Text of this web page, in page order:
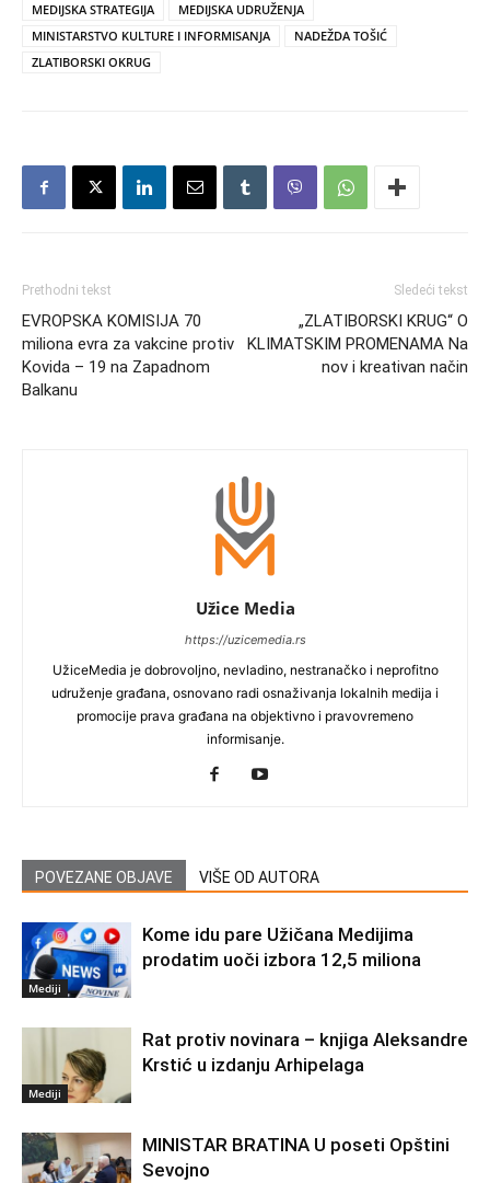
MEDIJSKA STRATEGIJA
MEDIJSKA UDRUŽENJA
MINISTARSTVO KULTURE I INFORMISANJA
NADEŽDA TOŠIĆ
ZLATIBORSKI OKRUG
Prethodni tekst
EVROPSKA KOMISIJA 70
miliona evra za vakcine protiv
Kovida – 19 na Zapadnom
Balkanu
Sledeći tekst
„ZLATIBORSKI KRUG“ O
KLIMATSKIM PROMENAMA Na
nov i kreativan način
Užice Media
https://uzicemedia.rs
UžiceMedia je dobrovoljno, nevladino, nestranačko i neprofitno
udruženje građana, osnovano radi osnaživanja lokalnih medija i
promocije prava građana na objektivno i pravovremeno
informisanje.
POVEZANE OBJAVE VIŠE OD AUTORA
Mediji
Kome idu pare Užičana Medijima
prodatim uoči izbora 12,5 miliona
Mediji
Rat protiv novinara – knjiga Aleksandre
Krstić u izdanju Arhipelaga
MINISTAR BRATINA U poseti Opštini
Sevojno